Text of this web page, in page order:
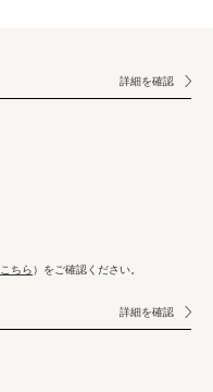
詳細を確認
こちら）をご確認ください。
詳細を確認